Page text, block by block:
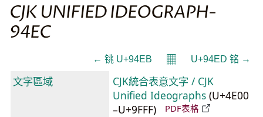
CJK UNIFIED IDEOGRAPH-
94EC
← 铫 U+94EB 𝄜 U+94ED 铭 →
文字區域
CJK統合表意文字 / CJK
Unified Ideographs (U+4E00
–U+9FFF)
PDF表格